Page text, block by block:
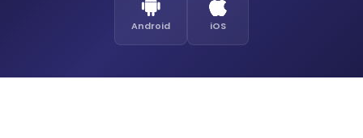
Android iOS